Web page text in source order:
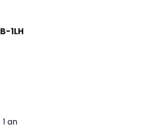
1LH
an